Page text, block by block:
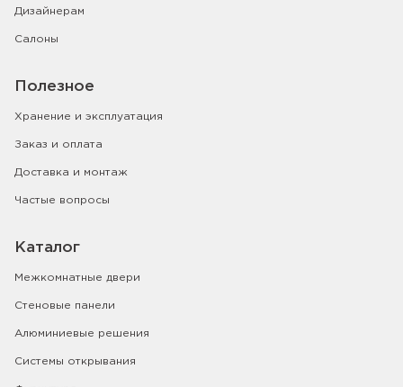
Дизайнерам
Салоны
Полезное
Хранение и эксплуатация
Заказ и оплата
Доставка и монтаж
Частые вопросы
Каталог
Межкомнатные двери
Стеновые панели
Алюминиевые решения
Системы открывания